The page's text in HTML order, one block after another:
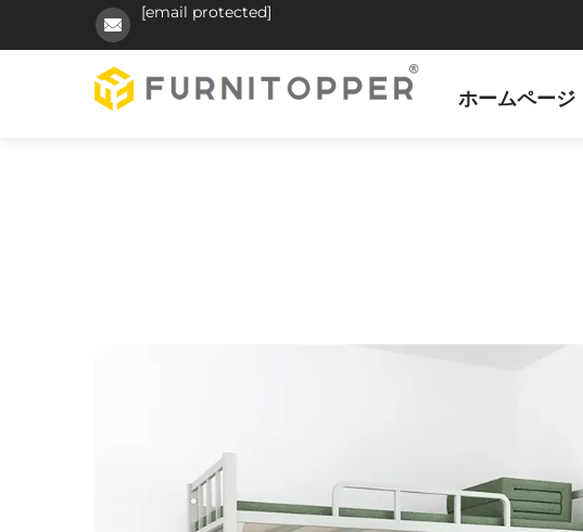
[email protected]
ホームページ